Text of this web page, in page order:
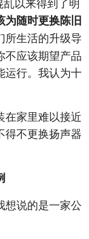
为随时更换陈旧
所生活的升级导
不应该期望产品
运行。我认为十
在家里难以接近
得不更换扬声器
想说的是一家公